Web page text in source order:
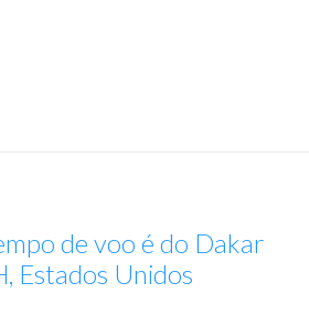
de voo é do Dakar
Estados Unidos